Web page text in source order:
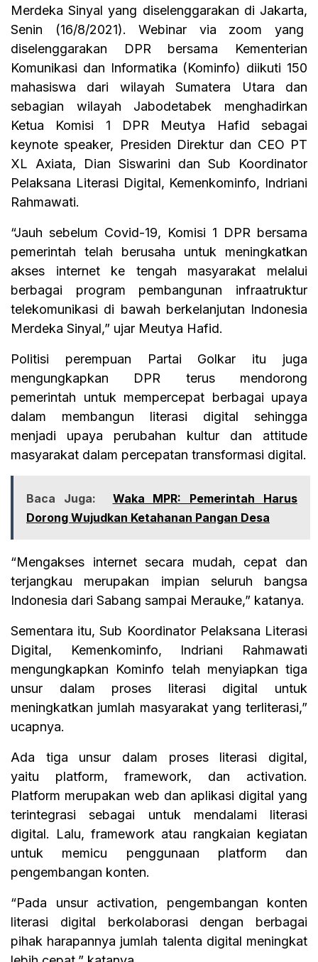
Merdeka Sinyal yang diselenggarakan di Jakarta,
Senin (16/8/2021). Webinar via zoom yang
diselenggarakan DPR bersama Kementerian
Komunikasi dan Informatika (Kominfo) diikuti 150
mahasiswa dari wilayah Sumatera Utara dan
sebagian wilayah Jabodetabek menghadirkan
Ketua Komisi 1 DPR Meutya Hafid sebagai
keynote speaker, Presiden Direktur dan CEO PT
XL Axiata, Dian Siswarini dan Sub Koordinator
Pelaksana Literasi Digital, Kemenkominfo, Indriani
Rahmawati.
“Jauh sebelum Covid-19, Komisi 1 DPR bersama
pemerintah telah berusaha untuk meningkatkan
akses internet ke tengah masyarakat melalui
berbagai program pembangunan infraatruktur
telekomunikasi di bawah berkelanjutan Indonesia
Merdeka Sinyal,” ujar Meutya Hafid.
Politisi perempuan Partai Golkar itu juga
mengungkapkan DPR terus mendorong
pemerintah untuk mempercepat berbagai upaya
dalam membangun literasi digital sehingga
menjadi upaya perubahan kultur dan attitude
masyarakat dalam percepatan transformasi digital.
Baca Juga:
Waka MPR: Pemerintah Harus
Dorong Wujudkan Ketahanan Pangan Desa
“Mengakses internet secara mudah, cepat dan
terjangkau merupakan impian seluruh bangsa
Indonesia dari Sabang sampai Merauke,” katanya.
Sementara itu, Sub Koordinator Pelaksana Literasi
Digital, Kemenkominfo, Indriani Rahmawati
mengungkapkan Kominfo telah menyiapkan tiga
unsur dalam proses literasi digital untuk
meningkatkan jumlah masyarakat yang terliterasi,”
ucapnya.
Ada tiga unsur dalam proses literasi digital,
yaitu platform, framework, dan activation.
Platform merupakan web dan aplikasi digital yang
terintegrasi sebagai untuk mendalami literasi
digital. Lalu, framework atau rangkaian kegiatan
untuk memicu penggunaan platform dan
pengembangan konten.
“Pada unsur activation, pengembangan konten
literasi digital berkolaborasi dengan berbagai
pihak harapannya jumlah talenta digital meningkat